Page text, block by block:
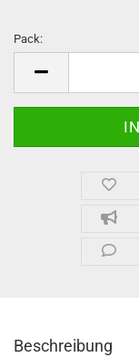
Pack:
Beschreibung